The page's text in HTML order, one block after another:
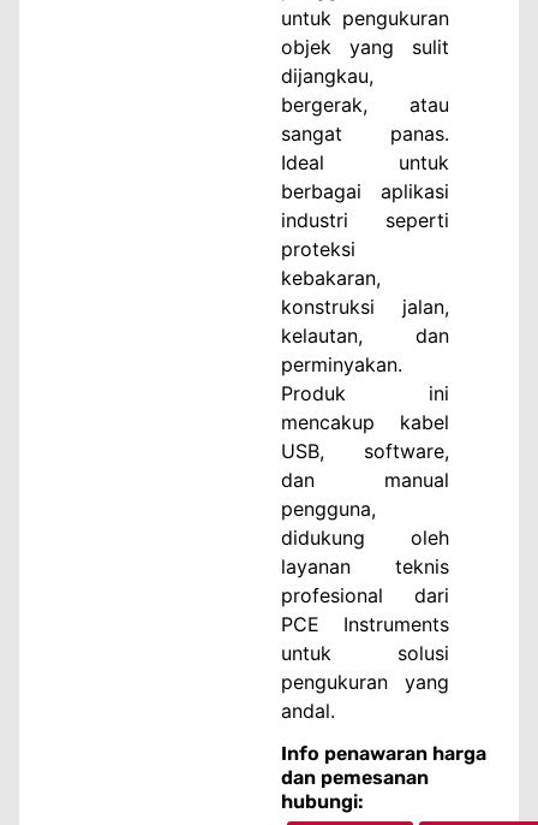
untuk pengukuran
objek yang sulit
dijangkau,
bergerak, atau
sangat panas.
Ideal untuk
berbagai aplikasi
industri seperti
proteksi
kebakaran,
konstruksi jalan,
kelautan, dan
perminyakan.
Produk ini
mencakup kabel
USB, software,
dan manual
pengguna,
didukung oleh
layanan teknis
profesional dari
PCE Instruments
untuk solusi
pengukuran yang
andal.
Info penawaran harga
dan pemesanan
hubungi: